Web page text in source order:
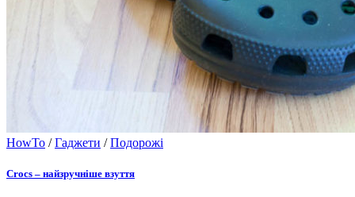
HowTo /Гаджети /Подорожі
Crocs – найзручніше взуття